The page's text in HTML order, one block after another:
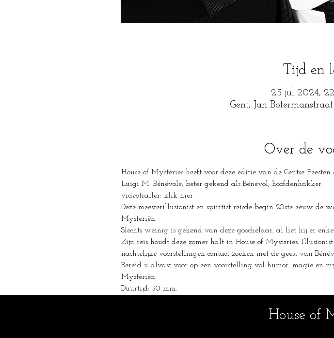
Tijd en
25 jul 2024,
Gent, Jan
Over de
House of Mysteries heeft voor deze editie van de Gentse
Luigi M. Bénévole, beter gekend als Bénévol, hoofdenhakker.
videotrailer: klik hier
Deze meesterillusionist en spiritist reisde begin 20ste eeuw de
Mysteriën.
Slechts weinig is gekend van deze goochelaar, al liet hij er
Zijn reis houdt deze zomer halt in House of Mysteries.
nachtelijke voorstellingen contact zoeken met de geest van
Bereid u alvast voor op een voorstelling vol humor, magie en
Mysteriën.
Duurtijd: 50 min.
House of